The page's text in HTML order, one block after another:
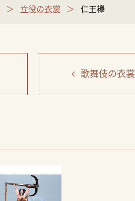
立役の衣裳 仁王襷
歌舞伎の衣裳